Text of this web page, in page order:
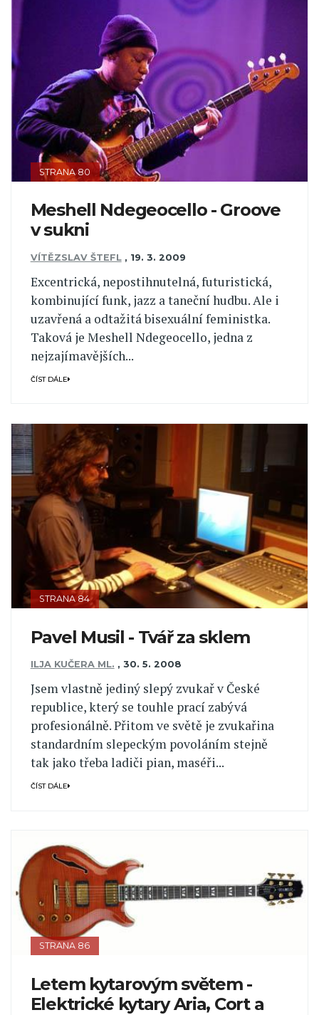
STRANA 80
Meshell Ndegeocello - Groove
v sukni
VÍTĚZSLAV ŠTEFL , 19. 3. 2009
Excentrická, nepostihnutelná, futuristická,
kombinující funk, jazz a taneční hudbu. Ale i
uzavřená a odtažitá bisexuální feministka.
Taková je Meshell Ndegeocello, jedna z
nejzajímavějších...
ČÍST DÁLE
STRANA 84
Pavel Musil - Tvář za sklem
ILJA KUČERA ML. , 30. 5. 2008
Jsem vlastně jediný slepý zvukař v České
republice, který se touhle prací zabývá
profesionálně. Přitom ve světě je zvukařina
standardním slepeckým povoláním stejně
tak jako třeba ladiči pian, maséři...
ČÍST DÁLE
STRANA 86
Letem kytarovým světem -
Elektrické kytary Aria, Cort a